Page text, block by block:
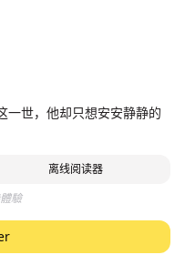
一世，他却只想安安静静的
离线阅读器
驗